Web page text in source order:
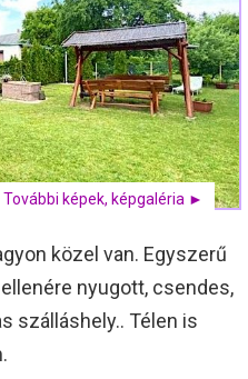
További képek, képgaléria ►
közel van. Egyszerű
nyugott, csendes,
szálláshely.. Télen is